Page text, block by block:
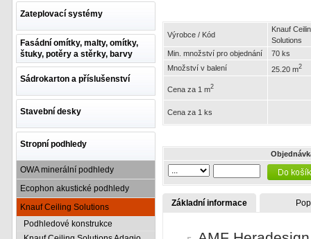
Zateplovací systémy
Fasádní omítky, malty, omítky,
štuky, potěry a stěrky, barvy
Sádrokarton a příslušenství
Stavební desky
Stropní podhledy
OWA minerální podhledy
Ecophon akustické podhledy
Knauf Ceiling Solutions
Podhledové konstrukce
Výrobce / Kód
Knauf
Solutions
Min. množství pro objednání
70 ks
Množství v balení
25.20 m2
Cena za 1 m2
Cena za 1 ks
Základní informace